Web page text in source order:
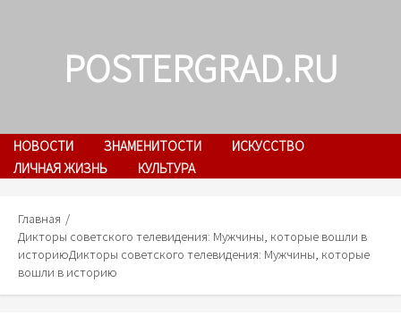
POSTERGRAD.RU
НОВОСТИ ЗНАМЕНИТОСТИ
ИСКУССТВО
ЛИЧНАЯ ЖИЗНЬ
КУЛЬТУРА
Главная
Дикторы советского телевидения: Мужчины, которые вошли в
историюДикторы советского телевидения: Мужчины, которые
вошли в историю